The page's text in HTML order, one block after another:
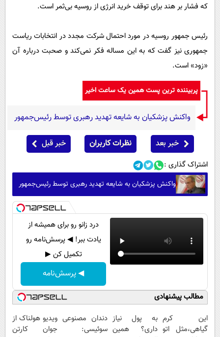
که فشار بر هند برای توقف خرید انرژی از روسیه بی‌ثمر است.
رئیس جمهور روسیه در مورد احتمال شرکت مجدد در انتخابات ریاست
جمهوری نیز گفت که به این مساله فکر نمی‌کند و صحبت درباره آن
«زود» است.
پربیننده ترین پست همین یک ساعت اخیر
واکنش پزشکیان به شایعه تهدید رهبری توسط رئیس‌جمهور
خبر بعد نظرات کاربران خبر قبل
اشتراک گذاری :
واکنش پزشکیان به شایعه تهدید رهبری توسط رئیس‌جمهور
درد زانو رو برای همیشه از
یادت ببر! ◀ پرسش‌نامه رو
تکمیل کن ▶
◀ پرسش‌نامه
مطالب پیشنهادی
این کرم
گیاهی،مثل اتو
به پول نیاز
داری؟ همین
دندان مصنوعی
سوئیسی:
ویدیو هولناک از
جوان کارتن